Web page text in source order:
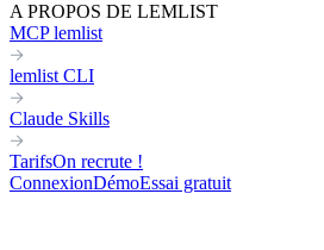
A PROPOS DE LEMLIST
MCP lemlist
lemlist CLI
Claude Skills
TarifsOn recrute !
ConnexionDémoEssai gratuit